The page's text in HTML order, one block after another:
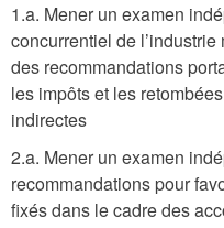
1.a. Mener un examen
concurrentiel de
des recommandations
les impôts et les
indirectes
2.a. Mener un examen
recommandations pour
fixés dans le cadre des